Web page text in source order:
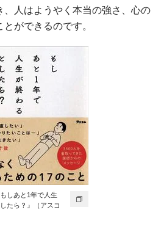
、人はようやく本当の強さ、心の
ができるのです。
しあと1年で人生
たら？』（アスコ